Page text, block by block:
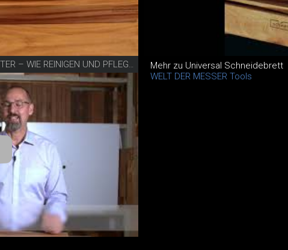
VIDEO SCHNEIDHOLZ SCHNEIDEBRETTER – WIE REINIGEN UND PFLEGEN?
Mehr zu Universal Schneidebrett
WELT DER MESSER Tools